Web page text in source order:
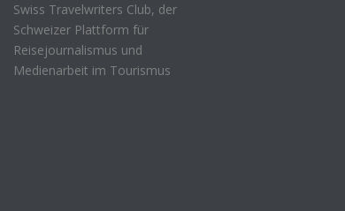
Swiss Travelwriters Club, der
Schweizer Plattform für
Reisejournalismus und
Medienarbeit im Tourismus